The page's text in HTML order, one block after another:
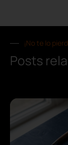
¡No te lo
Posts